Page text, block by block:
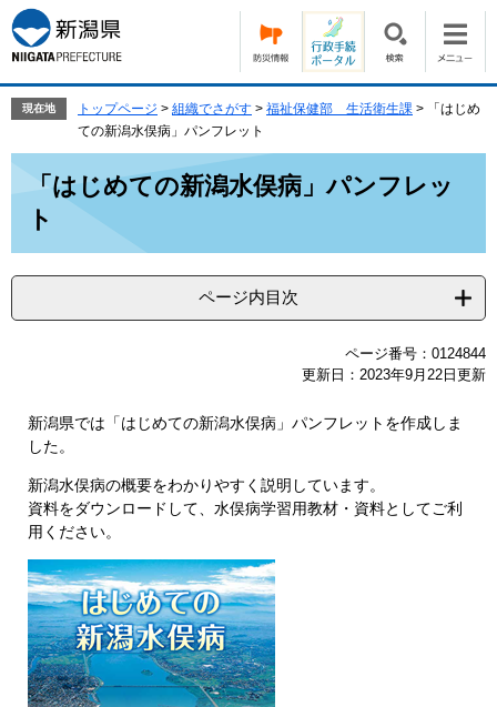
ー
ジ
の
で
ニ
ュ
ー
ば
現在地 トップページ > 組織でさがす > 福祉保健部 生活衛生課 >
「はじめ
ての新潟水俣病」パンフレット
「はじめての新潟水俣病」パンフレッ
ト
ページ内目次
ページ番号：0124844
更新日：2023年9月22日更新
新潟県では「はじめての新潟水俣病」パンフレットを作成しま
した。
新潟水俣病の概要をわかりやすく説明しています。
資料をダウンロードして、水俣病学習用教材・資料としてご利
用ください。